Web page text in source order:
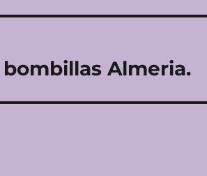
Almeria.